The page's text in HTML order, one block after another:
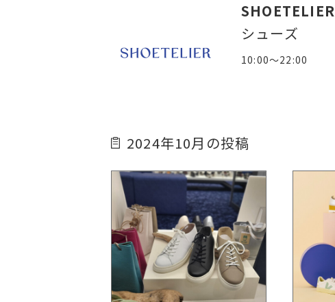
SHOETELIER
シューズ
10:00～22:00
2024年10月の投稿